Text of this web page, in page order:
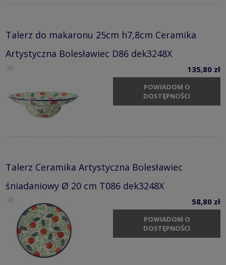
Talerz do makaronu 25cm h7,8cm Ceramika
Artystyczna Bolesławiec D86 dek3248X
135,80 zł
POWIADOM O
DOSTĘPNOŚCI
Talerz Ceramika Artystyczna Bolesławiec
śniadaniowy Ø 20 cm T086 dek3248X
58,80 zł
POWIADOM O
DOSTĘPNOŚCI